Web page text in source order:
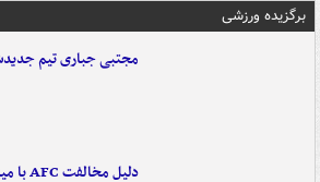
برگزیده ورزشی
مجتبی جباری تیم
دلیل مخالفت AFC با میزبانی آبی‌ها در عراق